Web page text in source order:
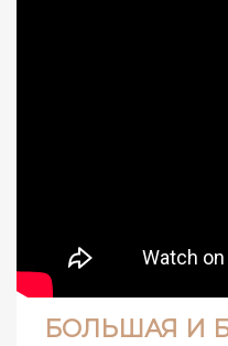
БОЛЬШАЯ И